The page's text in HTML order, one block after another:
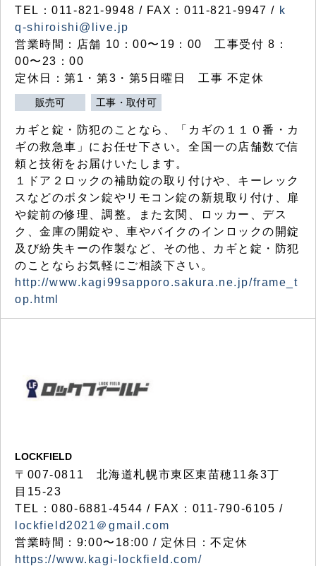
TEL：011-821-9948 / FAX：011-821-9947 / k
q-shiroishi@live.jp
営業時間：店舗 10：00〜19：00 工事受付 8：
00〜23：00
定休日：第1・第3・第5日曜日 工事 不定休
販売可 工事・取付可
カギと錠・防犯のことなら、「カギの１１０番・カ
ギの救急車」にお任せ下さい。全国一の店舗数で信
頼と技術をお届けいたします。
１ドア２ロックの補助錠の取り付けや、キーレック
スなどのボタン錠やリモコン錠の新規取り付け、扉
や錠前の修理、調整。また玄関、ロッカー、デス
ク、金庫の開錠や、車やバイクのインロックの開錠
及び紛失キーの作製など、その他、カギと錠・防犯
のことならお気軽にご相談下さい。
http://www.kagi99sapporo.sakura.ne.jp/frame_t
op.html
LOCKFIELD
〒007-0811 北海道札幌市東区東苗穂11条3丁
目15-23
TEL：080-6881-4544 / FAX：011-790-6105 /
lockfield2021＠gmail.com
営業時間：9:00〜18:00 / 定休日：不定休
https://www.kagi-lockfield.com/